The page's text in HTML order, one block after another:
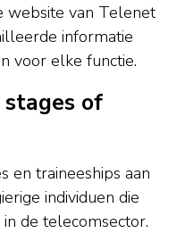
website van Telenet
informatie
voor elke functie.
of
en traineeships aan
individuen die
de telecomsector.